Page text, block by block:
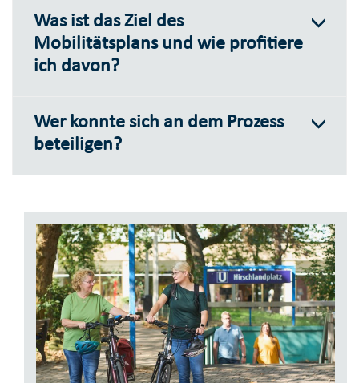
Was ist das Ziel des
Mobilitätsplans und wie profitiere
ich davon?
Wer konnte sich an dem Prozess
beteiligen?